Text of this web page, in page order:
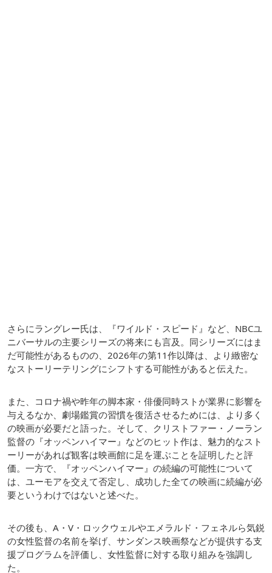
さらにラングレー氏は、『ワイルド・スピード』など、NBCユ
ニバーサルの主要シリーズの将来にも言及。同シリーズにはま
だ可能性があるものの、2026年の第11作以降は、より緻密な
なストーリーテリングにシフトする可能性があると伝えた。
また、コロナ禍や昨年の脚本家・俳優同時ストが業界に影響を
与えるなか、劇場鑑賞の習慣を復活させるためには、より多く
の映画が必要だと語った。そして、クリストファー・ノーラン
監督の『オッペンハイマー』などのヒット作は、魅力的なスト
ーリーがあれば観客は映画館に足を運ぶことを証明したと評
価。一方で、『オッペンハイマー』の続編の可能性について
は、ユーモアを交えて否定し、成功した全ての映画に続編が必
要というわけではないと述べた。
その後も、A・V・ロックウェルやエメラルド・フェネルら気鋭
の女性監督の名前を挙げ、サンダンス映画祭などが提供する支
援プログラムを評価し、女性監督に対する取り組みを強調し
た。